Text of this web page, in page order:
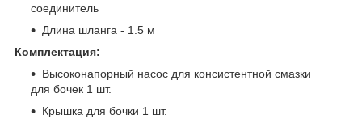
соединитель
Длина шланга - 1.5 м
Комплектация:
Высоконапорный насос для консистентной смазки
для бочек 1 шт.
Крышка для бочки 1 шт.